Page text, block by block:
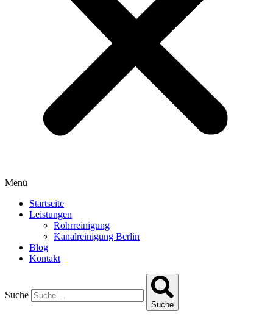
Menü
Startseite
Leistungen
Rohrreinigung
Kanalreinigung Berlin
Blog
Kontakt
Suche
Suche